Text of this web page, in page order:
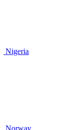
Nigeria
Norway